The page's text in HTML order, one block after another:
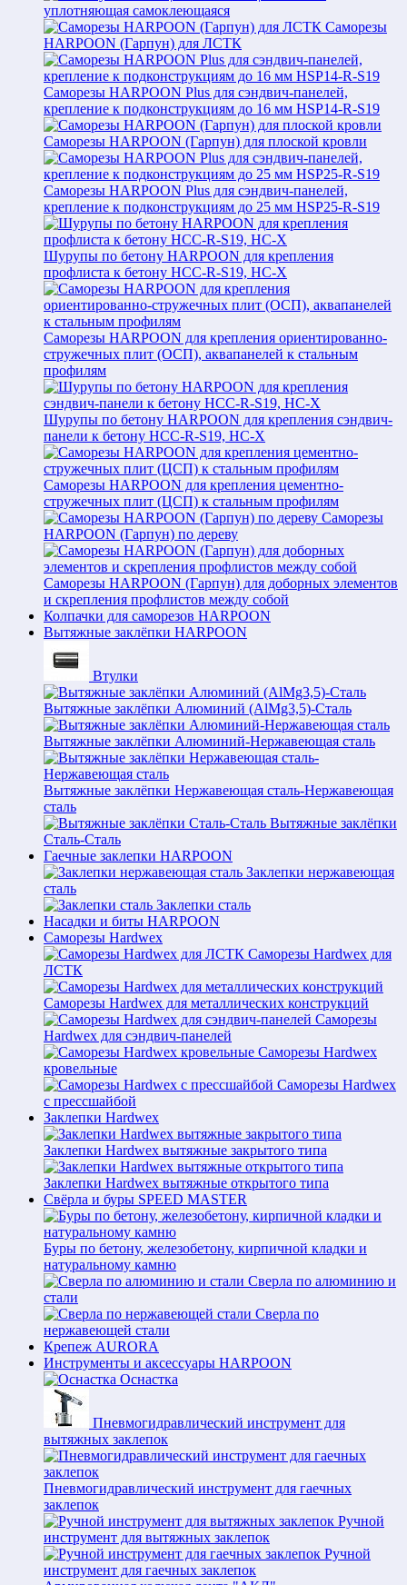
уплотняющая самоклеющаяся
Саморезы
HARPOON (Гарпун) для ЛСТК
Саморезы HARPOON Plus для сэндвич-панелей,
крепление к подконструкциям до 16 мм HSP14-R-S19
Саморезы HARPOON (Гарпун) для плоской кровли
Саморезы HARPOON Plus для сэндвич-панелей,
крепление к подконструкциям до 25 мм HSP25-R-S19
Шурупы по бетону HARPOON для крепления
профлиста к бетону HCC-R-S19, HC-X
Саморезы HARPOON для крепления ориентированно-
стружечных плит (ОСП), аквапанелей к стальным
профилям
Шурупы по бетону HARPOON для крепления сэндвич-
панели к бетону HCC-R-S19, HC-X
Саморезы HARPOON для крепления цементно-
стружечных плит (ЦСП) к стальным профилям
Саморезы
HARPOON (Гарпун) по дереву
Саморезы HARPOON (Гарпун) для доборных элементов
и скрепления профлистов между собой
Колпачки для саморезов HARPOON
Вытяжные заклёпки HARPOON
Втулки
Вытяжные заклёпки Алюминий (AlMg3,5)-Сталь
Вытяжные заклёпки Алюминий-Нержавеющая сталь
Вытяжные заклёпки Нержавеющая сталь-Нержавеющая
сталь
Вытяжные заклёпки
Сталь-Сталь
Гаечные заклепки HARPOON
Заклепки нержавеющая
сталь
Заклепки сталь
Насадки и биты HARPOON
Саморезы Hardwex
Саморезы Hardwex для
ЛСТК
Саморезы Hardwex для металлических конструкций
Саморезы
Hardwex для сэндвич-панелей
Саморезы Hardwex
кровельные
Саморезы Hardwex
с прессшайбой
Заклепки Hardwex
Заклепки Hardwex вытяжные закрытого типа
Заклепки Hardwex вытяжные открытого типа
Свёрла и буры SPEED MASTER
Буры по бетону, железобетону, кирпичной кладки и
натуральному камню
Сверла по алюминию и
стали
Сверла по
нержавеющей стали
Крепеж AURORA
Инструменты и аксессуары HARPOON
Оснастка
Пневмогидравлический инструмент для
вытяжных заклепок
Пневмогидравлический инструмент для гаечных
заклепок
Ручной
инструмент для вытяжных заклепок
Ручной
инструмент для гаечных заклепок